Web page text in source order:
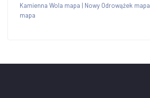
Kamienna Wola mapa | Nowy Odrowążek mapa
mapa